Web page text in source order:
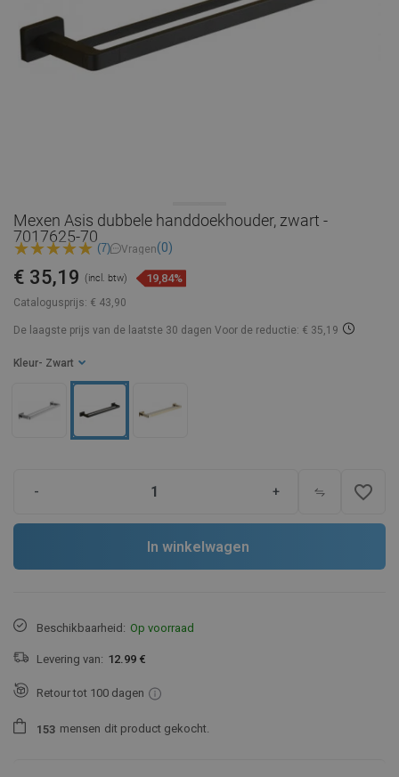
Mexen Asis dubbele handdoekhouder, zwart -
7017625-70
(7) Vragen(0)
Catalogusprijs: € 43,90
€ 35,19 (incl. btw) 19,84%
De laagste prijs van de laatste 30 dagen Voor de reductie: € 35,19
Kleur - Zwart
- + favorite_border
In winkelwagen
Beschikbaarheid: Op voorraad
Levering van: 12.99 €
Retour tot 100 dagen
1 53 mensen dit product gekocht.